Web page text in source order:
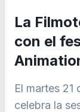
La
con el
El martes
celebra la